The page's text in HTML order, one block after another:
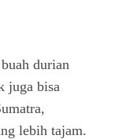
durian
juga bisa
lebih tajam.